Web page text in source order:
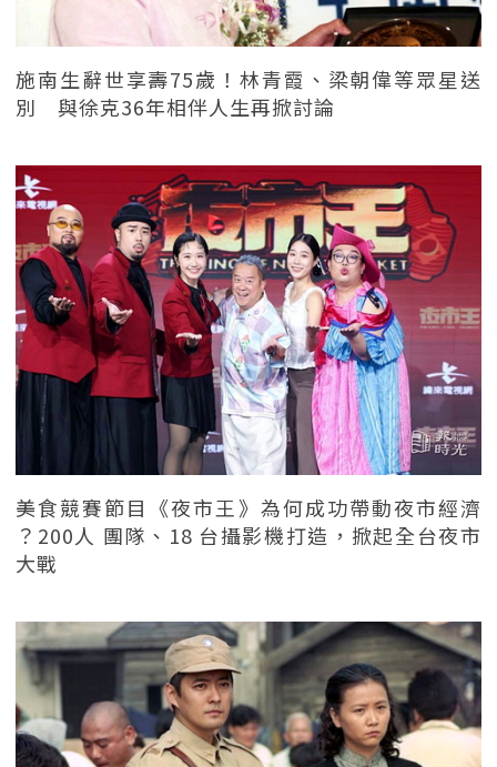
施南生辭世享壽75歲！林青霞、梁朝偉等眾星送
別 與徐克36年相伴人生再掀討論
美食競賽節目《夜市王》為何成功帶動夜市經濟
？200人 團隊、18 台攝影機打造，掀起全台夜市
大戰